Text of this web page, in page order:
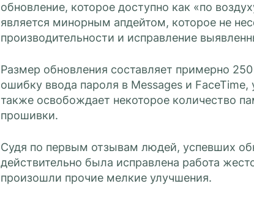
обновление, которое доступно как «по
является минорным апдейтом, которое не
производительности и исправление
Размер обновления составляет примерно
ошибку ввода пароля в Messages и
также освобождает некоторое количество
прошивки.
Судя по первым отзывам людей, успевших
действительно была исправлена работа
произошли прочие мелкие улучшения.